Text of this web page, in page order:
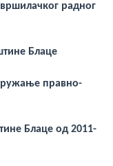
радног
Блаце
правно-
Блаце од 2011-